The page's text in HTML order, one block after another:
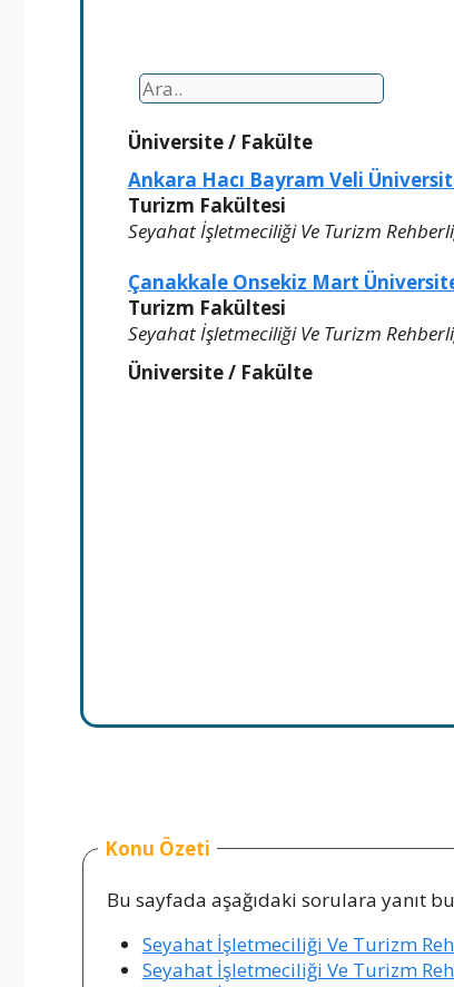
Üniversite/ Fakülte
Ankara Hacı Bayram Veli
Turizm Fakültesi
Seyahat İşletmeciliği Ve Turizm
Çanakkale Onsekiz Mart
Turizm Fakültesi
Seyahat İşletmeciliği Ve Turizm
Üniversite / Fakülte
Konu Özeti
Bu sayfada aşağıdaki sorulara yanıt
Seyahat İşletmeciliği Ve Turizm
Seyahat İşletmeciliği Ve Turizm